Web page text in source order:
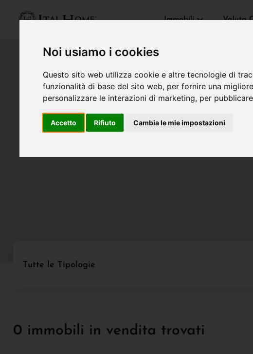
Noi usiamo i cookies
Questo sito web utilizza cookie e altre tecnologie di
funzionalità di base del sito web, per fornire una
personalizzare le interazioni di marketing, per
Accetto Rifiuto Cambia le mie impostazioni
Immobili Valuta
Tutte le Tipologie
0 immobili in vendita trovati